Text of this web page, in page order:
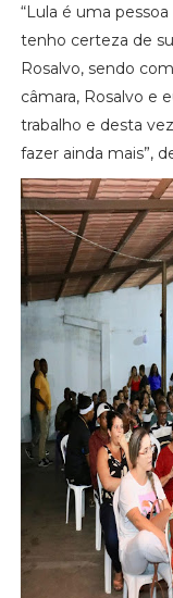
“Lula é uma
tenho certeza de
Rosalvo, sendo
câmara, Rosalvo e
trabalho e desta
fazer ainda mais”,